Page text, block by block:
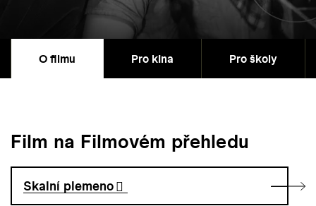
O filmu Pro kina Pro školy
Film na Filmovém přehledu
Skalní plemeno